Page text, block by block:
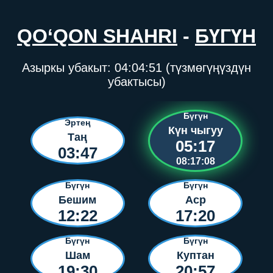
QO‘QON SHAHRI - БҮГҮН
Азыркы убакыт: 04:04:51 (түзмөгүңүздүн
убактысы)
Эртең
Таң
03:47
Бүгүн
Күн чыгуу
05:17
08:17:08
Бүгүн
Бешим
12:22
Бүгүн
Аср
17:20
Бүгүн
Шам
Бүгүн
Куптан